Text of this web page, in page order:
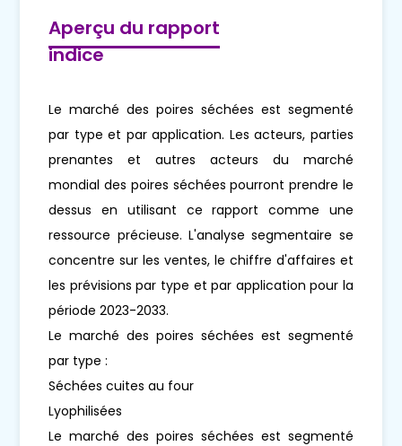
Aperçu du rapport
indice
Le marché des poires séchées est segmenté
par type et par application. Les acteurs, parties
prenantes et autres acteurs du marché
mondial des poires séchées pourront prendre le
dessus en utilisant ce rapport comme une
ressource précieuse. L'analyse segmentaire se
concentre sur les ventes, le chiffre d'affaires et
les prévisions par type et par application pour la
période 2023-2033.
Le marché des poires séchées est segmenté
par type :
Séchées cuites au four
Lyophilisées
Le marché des poires séchées est segmenté